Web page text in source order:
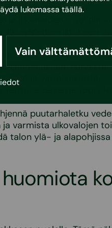
lukemassa täällä.
Vain
tarkastuskaivosta.
toiminta.
mukaan. Puhdista
ja varmista, että
talviasentoon.
puutarhaletku
varmista ulkovalojen
talon ylä- ja